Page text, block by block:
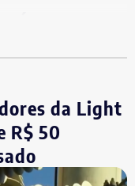
quase
gestão
deterioração e a
área de
tem vistas
Leblon.
da Light
R$ 50